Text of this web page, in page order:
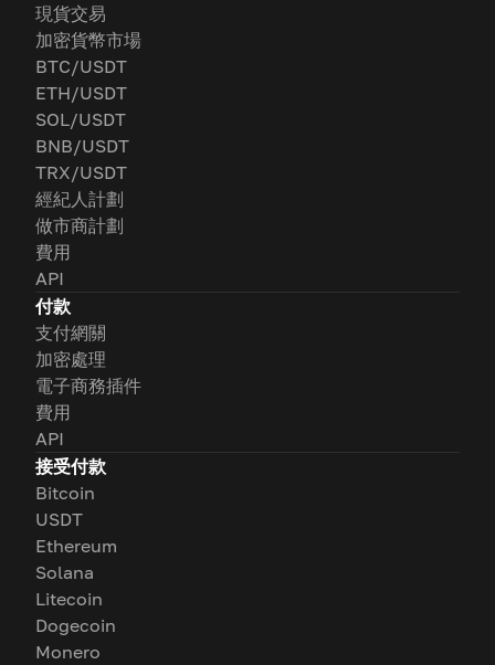
現貨交易
加密貨幣市場
BTC/USDT
ETH/USDT
SOL/USDT
BNB/USDT
TRX/USDT
經紀人計劃
做市商計劃
費用
API
付款
支付網關
加密處理
電子商務插件
費用
API
接受付款
Bitcoin
USDT
Ethereum
Solana
Litecoin
Dogecoin
Monero